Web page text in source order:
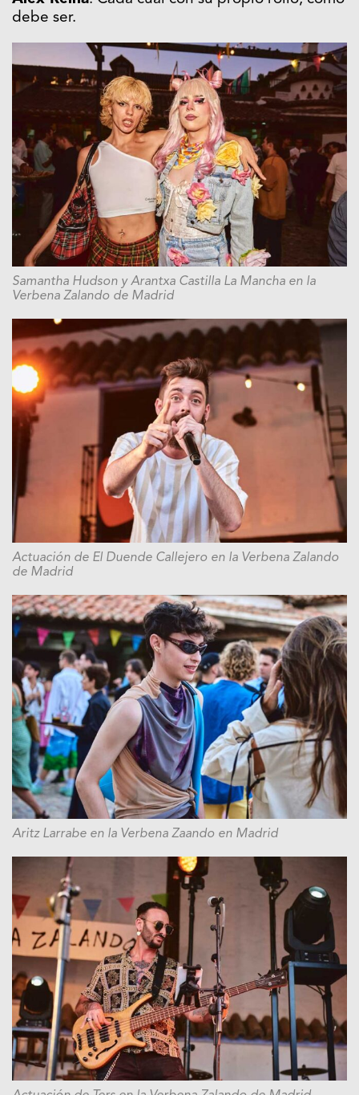
debe ser.
Samantha Hudson y Arantxa Castilla La Mancha en la
Verbena Zalando de Madrid
Actuación de El Duende Callejero en la Verbena Zalando
de Madrid
Aritz Larrabe en la Verbena Zaando en Madrid